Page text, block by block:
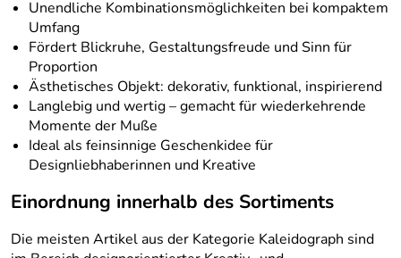
Unendliche Kombinationsmöglichkeiten bei kompaktem
Umfang
Fördert Blickruhe, Gestaltungsfreude und Sinn für
Proportion
Ästhetisches Objekt: dekorativ, funktional, inspirierend
Langlebig und wertig – gemacht für wiederkehrende
Momente der Muße
Ideal als feinsinnige Geschenkidee für
Designliebhaberinnen und Kreative
Einordnung innerhalb des Sortiments
Die meisten Artikel aus der Kategorie Kaleidograph sind